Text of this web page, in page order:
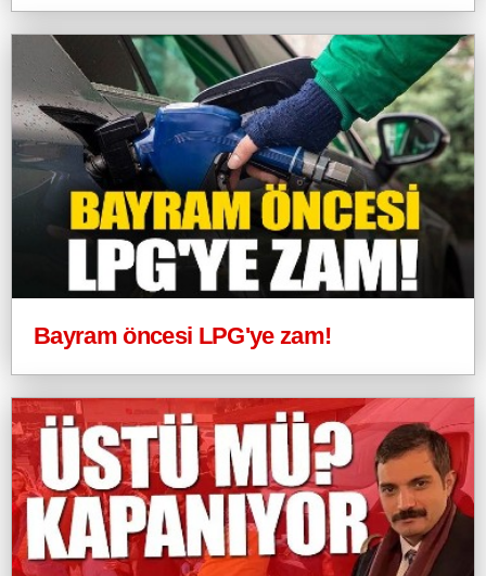
Bayram öncesi LPG'ye zam!